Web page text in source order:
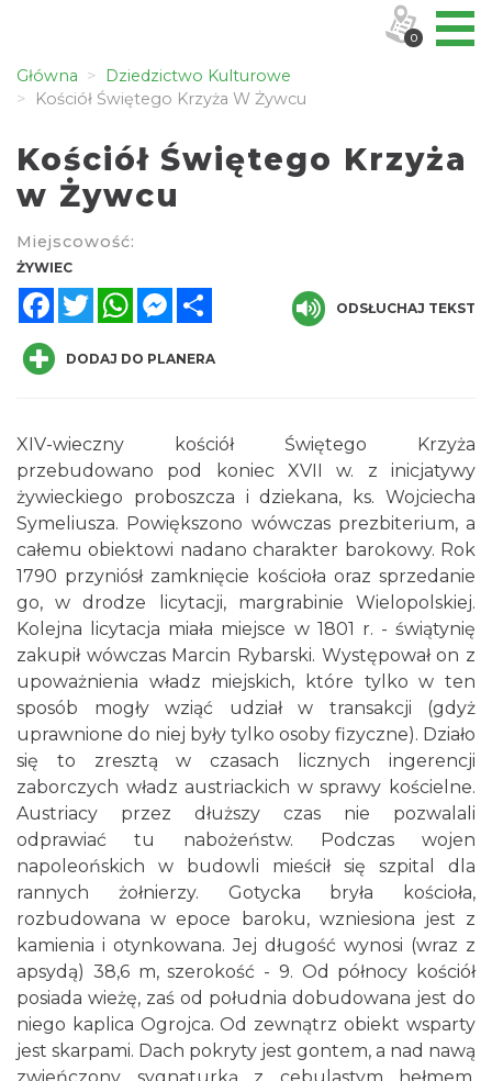
Główna
Dziedzictwo Kulturowe
Kościół Świętego Krzyża W Żywcu
Kościół Świętego Krzyża
w Żywcu
Miejscowość:
ŻYWIEC
FacebookTwitterWhatsAppMessenger
ODSŁUCHAJ TEKST
DODAJ DO PLANERA
XIV-wieczny kościół Świętego Krzyża
przebudowano pod koniec XVII w. z inicjatywy
żywieckiego proboszcza i dziekana, ks. Wojciecha
Symeliusza. Powiększono wówczas prezbiterium, a
całemu obiektowi nadano charakter barokowy. Rok
1790 przyniósł zamknięcie kościoła oraz sprzedanie
go, w drodze licytacji, margrabinie Wielopolskiej.
Kolejna licytacja miała miejsce w 1801 r. - świątynię
zakupił wówczas Marcin Rybarski. Występował on z
upoważnienia władz miejskich, które tylko w ten
sposób mogły wziąć udział w transakcji (gdyż
uprawnione do niej były tylko osoby fizyczne). Działo
się to zresztą w czasach licznych ingerencji
zaborczych władz austriackich w sprawy kościelne.
Austriacy przez dłuższy czas nie pozwalali
odprawiać tu nabożeństw. Podczas wojen
napoleońskich w budowli mieścił się szpital dla
rannych żołnierzy. Gotycka bryła kościoła,
rozbudowana w epoce baroku, wzniesiona jest z
kamienia i otynkowana. Jej długość wynosi (wraz z
apsydą) 38,6 m, szerokość - 9. Od północy kościół
posiada wieżę, zaś od południa dobudowana jest do
niego kaplica Ogrojca. Od zewnątrz obiekt wsparty
jest skarpami. Dach pokryty jest gontem, a nad nawą
0